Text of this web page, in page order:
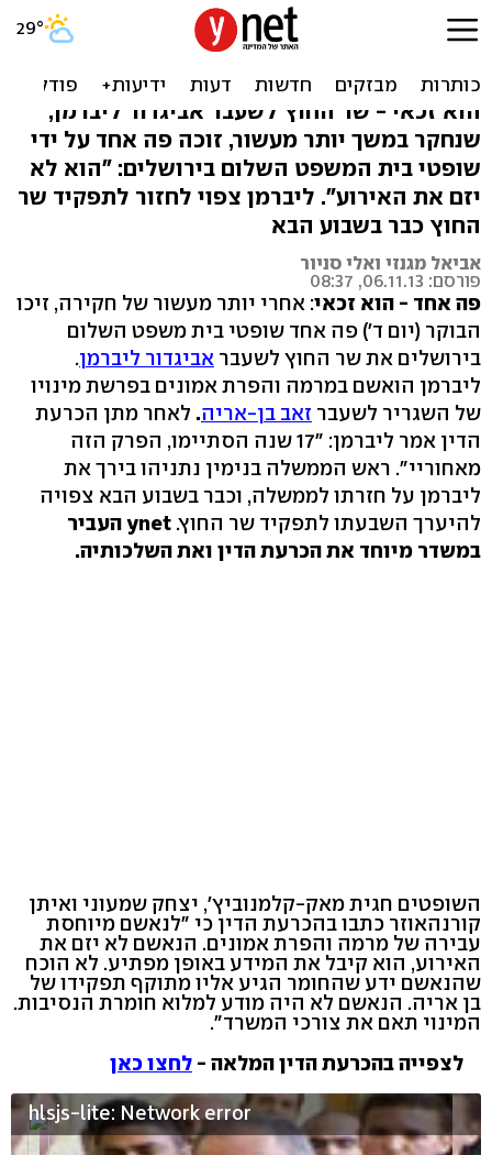
דרמה פוליטית: ליברמן זוכה
הוא זכאי - שר החוץ לשעבר אביגדור ליברמן,
שנחקר במשך יותר מעשור, זוכה פה אחד על ידי
שופטי בית המשפט השלום בירושלים: "הוא לא
יזם את האירוע". ליברמן צפוי לחזור לתפקיד שר
החוץ כבר בשבוע הבא
אביאל מגנזי ואלי סניור
פורסם: 06.11.13, 08:37
פה אחד - הוא זכאי: אחרי יותר מעשור של חקירה, זיכו
הבוקר (יום ד') פה אחד שופטי בית משפט השלום
בירושלים את שר החוץ לשעבר אביגדור ליברמן.
ליברמן הואשם במרמה והפרת אמונים בפרשת מינויו
של השגריר לשעבר זאב בן-אריה. לאחר מתן הכרעת
הדין אמר ליברמן: "17 שנה הסתיימו, הפרק הזה
מאחוריי". ראש הממשלה בנימין נתניהו בירך את
ליברמן על חזרתו לממשלה, וכבר בשבוע הבא צפויה
להיערך השבעתו לתפקיד שר החוץ.
ynet העביר
במשדר מיוחד את הכרעת הדין ואת השלכותיה.
השופטים חגית מאק-קלמנוביץ', יצחק שמעוני ואיתן
קורנהאוזר כתבו בהכרעת הדין כי "לנאשם מיוחסת
עבירה של מרמה והפרת אמונים. הנאשם לא יזם את
האירוע, הוא קיבל את המידע באופן מפתיע. לא הוכח
שהנאשם ידע שהחומר הגיע אליו מתוקף תפקידו של
בן אריה. הנאשם לא היה מודע למלוא חומרת הנסיבות.
המינוי תאם את צורכי המשרד".
לצפייה בהכרעת הדין המלאה - לחצו כאן
hlsjs-lite: Network error